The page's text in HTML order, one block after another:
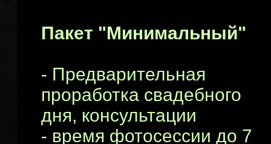
Пакет "Минимальный"
- Предварительная
проработка свадебного
дня, консультации
- время фотосессии до 7